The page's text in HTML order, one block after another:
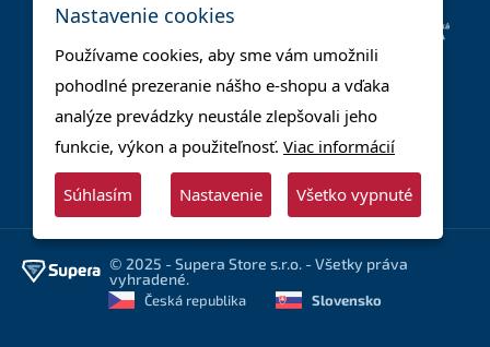
© 2025 - Supera Store s.r.o. - Všetky práva
vyhradené.
Česká republika Slovensko
Nastavenie cookies
Používame cookies, aby sme vám umožnili
pohodlné prezeranie nášho e-shopu a vďaka
analýze prevádzky neustále zlepšovali jeho
funkcie, výkon a použiteľnosť. Viac informácií
Súhlasím Nastavenie Všetko vypnuté